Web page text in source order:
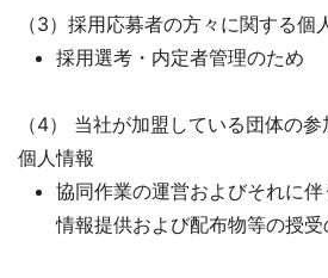
（3）採用応募者の方々に関する個
採用選考・内定者管理のため
（4） 当社が加盟している団体の
個人情報
協同作業の運営およびそれに伴
情報提供および配布物等の授受